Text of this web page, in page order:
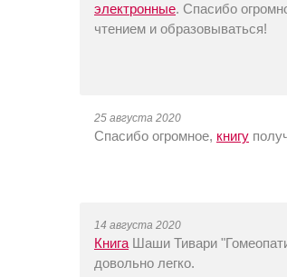
электронные. Спасибо
чтением и образовываться!
25 августа 2020
Спасибо огромное, книгу
14 августа 2020
Книга Шаши Тивари
довольно легко.